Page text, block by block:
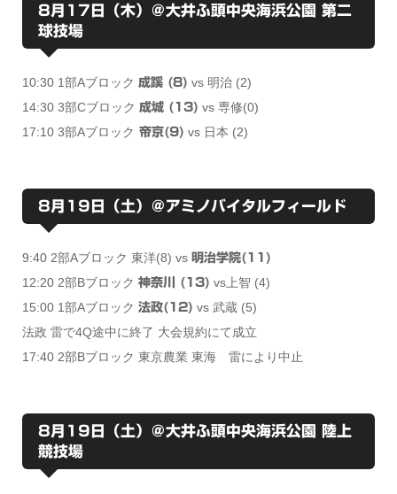
8月17日（木）＠大井ふ頭中央海浜公園 第二
球技場
10:30 1部Aブロック 成蹊 (8) vs 明治 (2)
14:30 3部Cブロック 成城 (13) vs 専修(0)
17:10 3部Aブロック 帝京(9) vs 日本 (2)
8月19日（土）＠アミノバイタルフィールド
9:40 2部Aブロック 東洋(8) vs 明治学院(11)
12:20 2部Bブロック 神奈川 (13) vs上智 (4)
15:00 1部Aブロック 法政(12) vs 武蔵 (5)
法政 雷で4Q途中に終了 大会規約にて成立
17:40 2部Bブロック 東京農業 東海 雷により中止
8月19日（土）＠大井ふ頭中央海浜公園 陸上
競技場